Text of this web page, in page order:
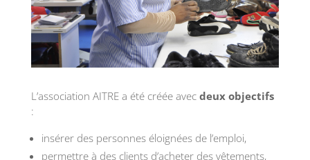
L’association AITRE a été créée avecdeux objectifs
:
insérer des personnes éloignées de l’emploi,
permettre à des clients d’acheter des vêtements,